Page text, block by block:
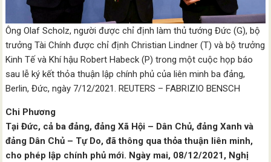
Ông Olaf Scholz, người được chỉ định làm thủ tướng Đức (G), bộ
trưởng Tài Chính được chỉ định Christian Lindner (T) và bộ trưởng
Kinh Tế và Khí hậu Robert Habeck (P) trong một cuộc họp báo
sau lễ ký kết thỏa thuận lập chính phủ của liên minh ba đảng,
Berlin, Đức, ngày 7/12/2021. REUTERS – FABRIZIO BENSCH
Chi Phương
Tại Đức, cả ba đảng, đảng Xã Hội – Dân Chủ, đảng Xanh và
đảng Dân Chủ – Tự Do, đã thông qua thỏa thuận liên minh,
cho phép lập chính phủ mới. Ngày mai, 08/12/2021, Nghị